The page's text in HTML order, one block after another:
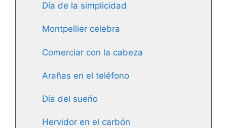
Día de la simplicidad
Montpellier celebra
Comerciar con la cabeza
Arañas en el teléfono
Día del sueño
Hervidor en el carbón